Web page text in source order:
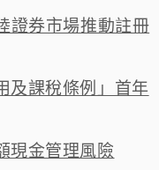
證券市場推動註冊
及課稅條例」首年
現金管理風險